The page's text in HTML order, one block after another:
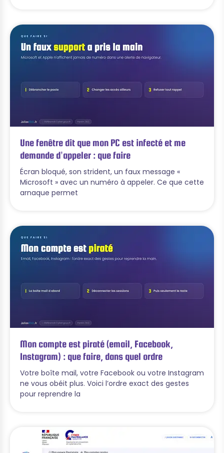
Une fenêtre dit que mon PC est infecté et me
demande d’appeler : que faire
Écran bloqué, son strident, un faux message «
Microsoft » avec un numéro à appeler. Ce que cette
arnaque permet
Mon compte est piraté (email, Facebook,
Instagram) : que faire, dans quel ordre
Votre boîte mail, votre Facebook ou votre Instagram
ne vous obéit plus. Voici l’ordre exact des gestes
pour reprendre la